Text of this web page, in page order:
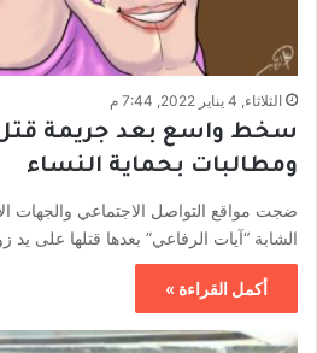
الثلاثاء, 4 يناير 2022, 7:44 م
سخط واسع بعد جريمة قتل
ومطالبات بحماية النساء
ضجت مواقع التواصل الاجتماعي والجهات
الشابة “آيات الرفاعي” بعدها قتلها على
أكمل القراءة »